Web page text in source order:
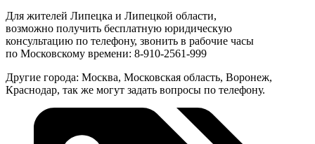
Для жителей Липецка и Липецкой области,
возможно получить бесплатную юридическую
консультацию по телефону, звонить в рабочие часы
по Московскому времени: 8-910-2561-999
Другие города: Москва, Московская область, Воронеж,
Краснодар, так же могут задать вопросы по телефону.